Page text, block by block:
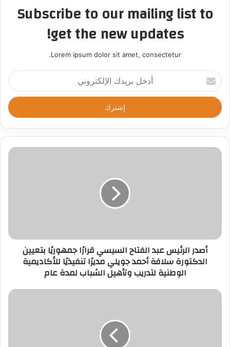
Subscribe to our mailing list to
get the new updates!
Lorem ipsum dolor sit amet, consectetur.
أ
د
خ
ل
ر
د
ر
أصدر الرئيس عبد الفتاح السيسي قرارًا جمهوريًا بتعيين
الدكتورة سلافة أحمد جويلي مديرًا تنفيذيًا للأكاديمية
الوطنية لتدريب وتأهيل الشباب لمدة عام